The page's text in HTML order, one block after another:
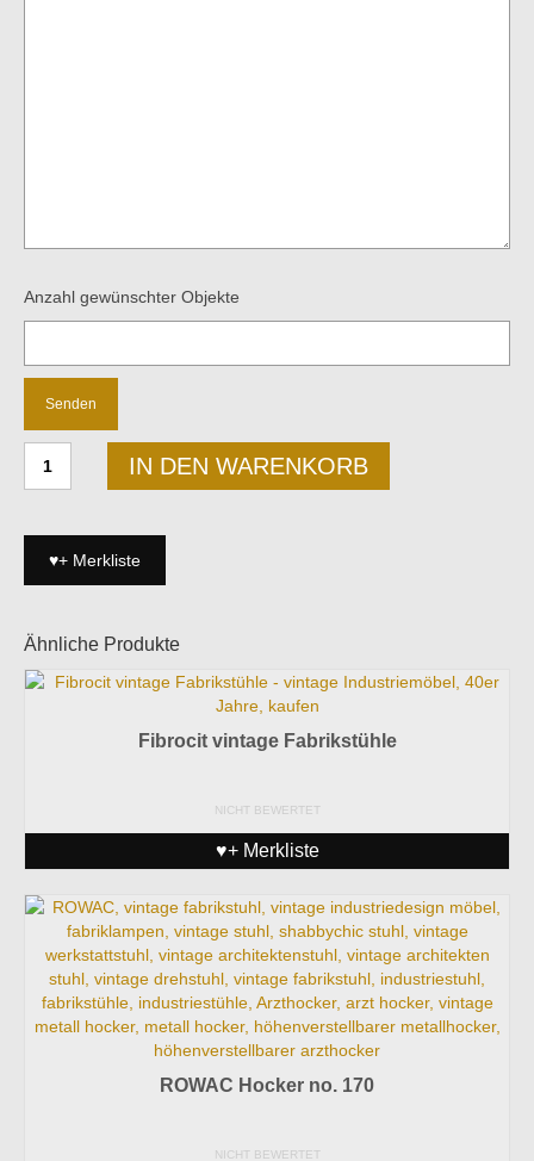
Anzahl gewünschter Objekte
Schäfer
1971
IN DEN WARENKORB
♥+ Merkliste
Ähnliche Produkte
Fibrocit vintage Fabrikstühle
NICHT BEWERTET
♥+ Merkliste
ROWAC Hocker no. 170
NICHT BEWERTET